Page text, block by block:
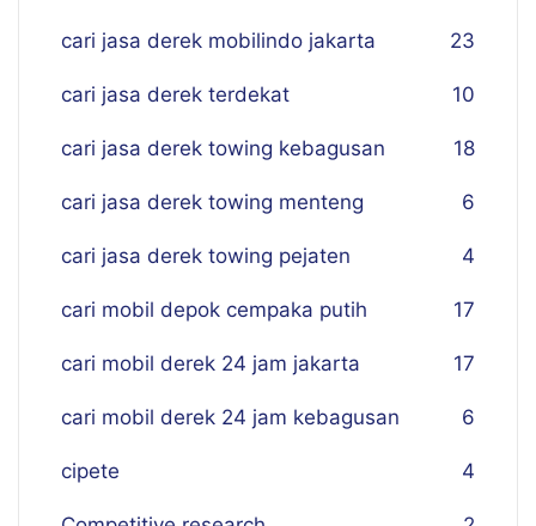
cari jasa derek mobilindo jakarta 23
cari jasa derek terdekat 10
cari jasa derek towing kebagusan 18
cari jasa derek towing menteng 6
cari jasa derek towing pejaten 4
cari mobil depok cempaka putih 17
cari mobil derek 24 jam jakarta 17
cari mobil derek 24 jam kebagusan 6
cipete 4